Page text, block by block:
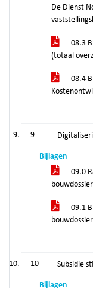
De Dienst
08.3
(totaal
08.4
9
Bijlagen
09.0
09.1
10 Subsidie
Bijlagen